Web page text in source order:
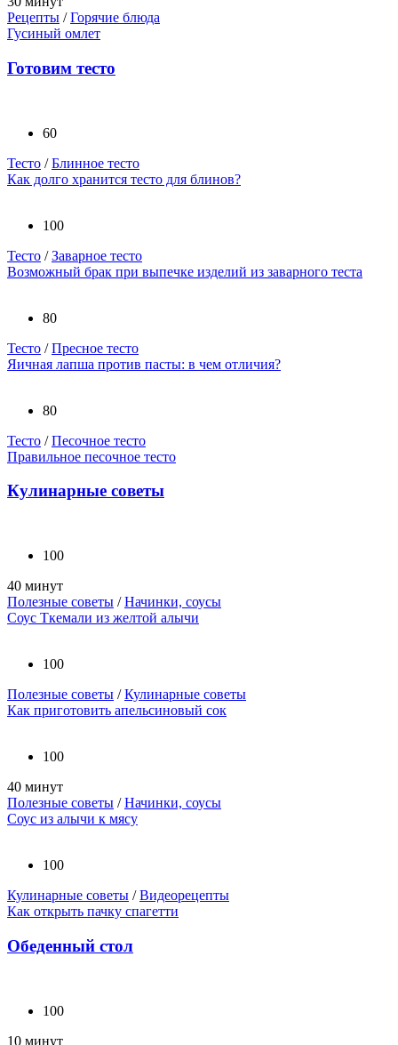
Рецепты /Горячие блюда
Гусиный омлет
Готовим тесто
60
Тесто /Блинное тесто
Как долго хранится тесто для блинов?
100
Тесто /Заварное тесто
Возможный брак при выпечке изделий из заварного теста
80
Тесто /Пресное тесто
Яичная лапша против пасты: в чем отличия?
80
Тесто /Песочное тесто
Правильное песочное тесто
Кулинарные советы
100
40 минут
Полезные советы /Начинки, соусы
Соус Ткемали из желтой алычи
100
Полезные советы /Кулинарные советы
Как приготовить апельсиновый сок
100
40 минут
Полезные советы /Начинки, соусы
Соус из алычи к мясу
100
Кулинарные советы /Видеорецепты
Как открыть пачку спагетти
Обеденный стол
100
10 минут